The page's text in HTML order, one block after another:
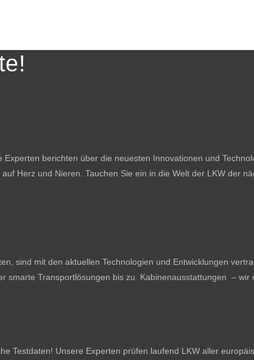
Experten berichten über die neuesten Innovationen und
Herz und Nieren. Tauchen Sie ein in die Welt der LKW der
sind mit den aktuellen Technologien und Entwicklungen
smarte Transportlösungen bis zu Kabinenausstattungen – wir
Testdaten! Unsere Experten prüfen laufend LKW aller